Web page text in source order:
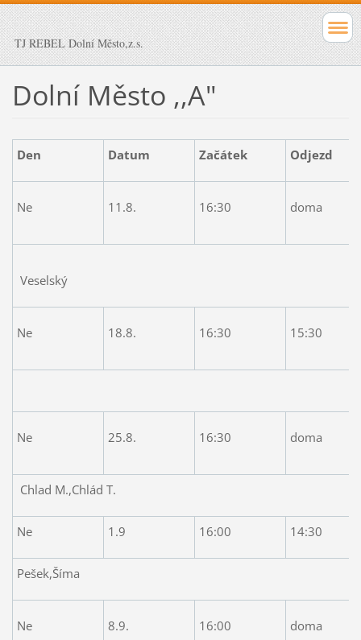
TJ REBEL Dolní Město,z.s.
Dolní Město ,,A"
Den Datum Začátek Odjezd
Ne 11.8. 16:30 doma
Veselský
Ne 18.8. 16:30 15:30
Ne 25.8. 16:30 doma
Chlad M.,Chlád T.
Ne 1.9 16:00 14:30
Pešek,Šíma
Ne 8.9. 16:00 doma